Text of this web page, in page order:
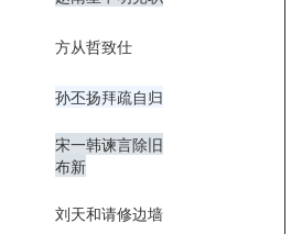
方从哲致仕
孙丕扬拜疏自归
宋一韩谏言除旧
布新
刘天和请修边墙